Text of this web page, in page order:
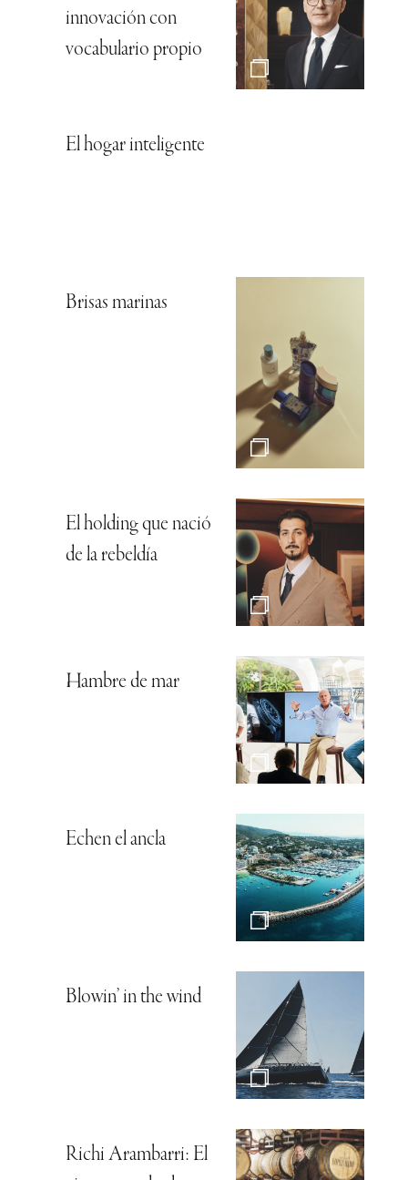
innovación con
vocabulario propio
El hogar inteligente
Brisas marinas
El holding que nació
de la rebeldía
Hambre de mar
Echen el ancla
Blowin’ in the wind
Richi Arambarri: El